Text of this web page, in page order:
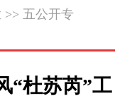
>> 五公开专
“杜苏芮”工